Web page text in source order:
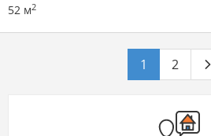
52 м2
1 2